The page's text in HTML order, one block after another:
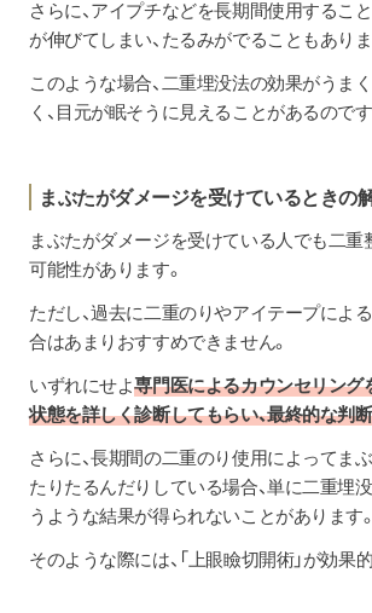
さらに、アイプチなどを長期間使用するこ
が伸びてしまい、たるみがでることもありま
このような場合、二重埋没法の効果がうま
く、目元が眠そうに見えることがあるのです
まぶたがダメージを受けているときの
まぶたがダメージを受けている人でも二重
可能性があります。
ただし、過去に二重のりやアイテープによ
合はあまりおすすめできません。
いずれにせよ専門医によるカウンセリング
状態を詳しく診断してもらい、最終的な判
さらに、長期間の二重のり使用によってま
たりたるんだりしている場合、単に二重埋
うような結果が得られないことがあります。
そのような際には、「上眼瞼切開術」が効果